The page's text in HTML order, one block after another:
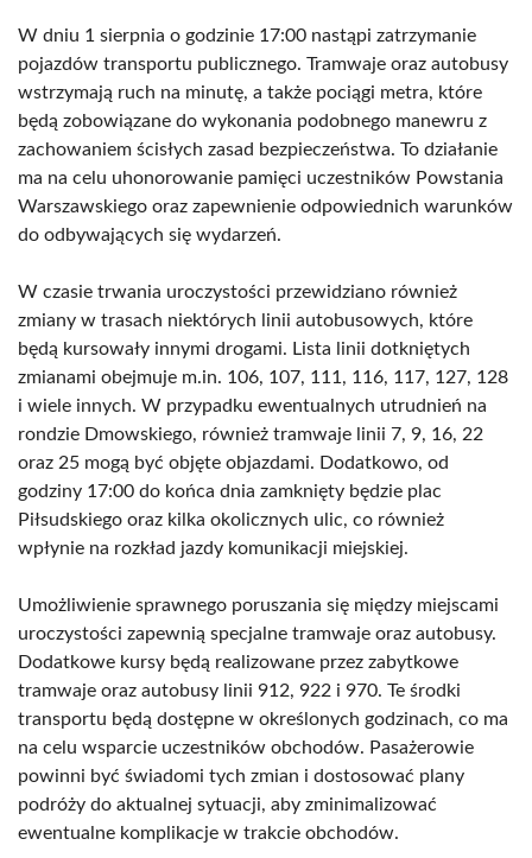
W dniu 1 sierpnia o godzinie 17:00 nastąpi zatrzymanie
pojazdów transportu publicznego. Tramwaje oraz autobusy
wstrzymają ruch na minutę, a także pociągi metra, które
będą zobowiązane do wykonania podobnego manewru z
zachowaniem ścisłych zasad bezpieczeństwa. To działanie
ma na celu uhonorowanie pamięci uczestników Powstania
Warszawskiego oraz zapewnienie odpowiednich warunków
do odbywających się wydarzeń.
W czasie trwania uroczystości przewidziano również
zmiany w trasach niektórych linii autobusowych, które
będą kursowały innymi drogami. Lista linii dotkniętych
zmianami obejmuje m.in. 106, 107, 111, 116, 117, 127, 128
i wiele innych. W przypadku ewentualnych utrudnień na
rondzie Dmowskiego, również tramwaje linii 7, 9, 16, 22
oraz 25 mogą być objęte objazdami. Dodatkowo, od
godziny 17:00 do końca dnia zamknięty będzie plac
Piłsudskiego oraz kilka okolicznych ulic, co również
wpłynie na rozkład jazdy komunikacji miejskiej.
Umożliwienie sprawnego poruszania się między miejscami
uroczystości zapewnią specjalne tramwaje oraz autobusy.
Dodatkowe kursy będą realizowane przez zabytkowe
tramwaje oraz autobusy linii 912, 922 i 970. Te środki
transportu będą dostępne w określonych godzinach, co ma
na celu wsparcie uczestników obchodów. Pasażerowie
powinni być świadomi tych zmian i dostosować plany
podróży do aktualnej sytuacji, aby zminimalizować
ewentualne komplikacje w trakcie obchodów.